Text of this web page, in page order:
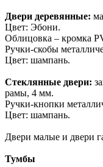
Двери деревянные:
Цвет: Эбони.
Облицовка – кромка
Ручки-скобы
Цвет: шампань.
Стеклянные двери:
рамы, 4 мм.
Ручки-кнопки
Цвет: шампань.
Двери малые и двери
Тумбы